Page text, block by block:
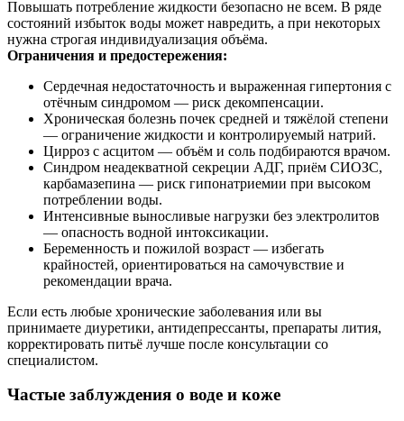
Повышать потребление жидкости безопасно не всем. В ряде
состояний избыток воды может навредить, а при некоторых
нужна строгая индивидуализация объёма.
Ограничения и предостережения:
Сердечная недостаточность и выраженная гипертония с
отёчным синдромом — риск декомпенсации.
Хроническая болезнь почек средней и тяжёлой степени
— ограничение жидкости и контролируемый натрий.
Цирроз с асцитом — объём и соль подбираются врачом.
Синдром неадекватной секреции АДГ, приём СИОЗС,
карбамазепина — риск гипонатриемии при высоком
потреблении воды.
Интенсивные выносливые нагрузки без электролитов
— опасность водной интоксикации.
Беременность и пожилой возраст — избегать
крайностей, ориентироваться на самочувствие и
рекомендации врача.
Если есть любые хронические заболевания или вы
принимаете диуретики, антидепрессанты, препараты лития,
корректировать питьё лучше после консультации со
специалистом.
Частые заблуждения о воде и коже